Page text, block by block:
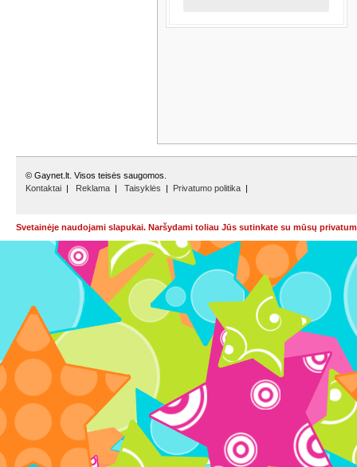
© Gaynet.lt. Visos teisės saugomos.
Kontaktai | Reklama | Taisyklės | Privatumo politika |
Svetainėje naudojami slapukai. Naršydami toliau Jūs sutinkate su mūsų